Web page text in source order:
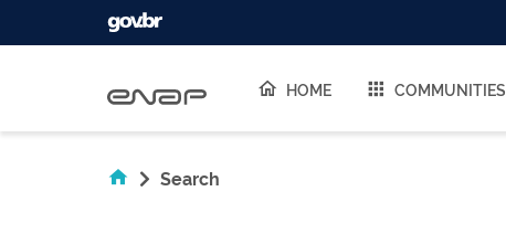
HOME COMMUNITIES
Search